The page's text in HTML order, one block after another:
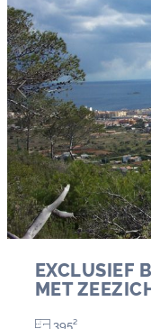
EXCLUSIEF
MET
395²